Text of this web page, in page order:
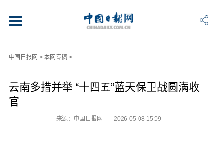
中国日报网 > 本网专稿>
云南多措并举 “十四五”蓝天保卫战圆满收
官
来源：中国日报网 2026-05-08 15:09